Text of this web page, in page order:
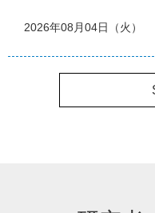
2026年08月04日（火）